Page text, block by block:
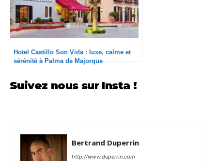
Hotel Castillo Son Vida : luxe, calme et
sérénité à Palma de Majorque
Suivez nous sur Insta !
Bertrand Duperrin
http://www.duperrin.com